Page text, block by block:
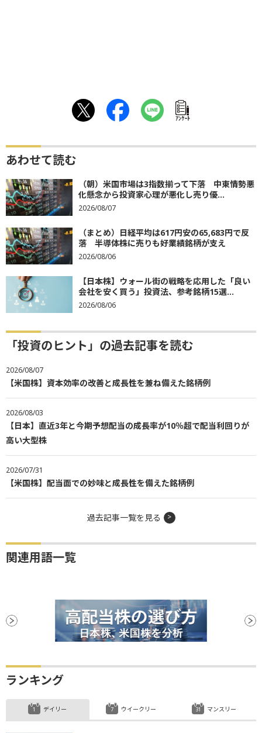
ｱﾝｹｰﾄ
あわせて読む
（朝）米国市場は3指数揃って下落 中東情勢悪
化懸念から投資家心理が悪化し売り優...
2026/08/07
（まとめ）日経平均は617円安の65,683円で反
落 半導体株に売りも好業績銘柄が支え
2026/08/06
【日本株】ウォール街の戦略を応用した「良い
会社を安く買う」投資法、参考銘柄15選...
2026/08/06
「投資のヒント」の過去記事を読む
2026/08/07
【米国株】資本効率の改善と成長性を兼ね備えた銘柄例
2026/08/03
【日本】直近3年と今期予想配当の成長率が10％超で配当利回りが
高い大型株
2026/07/31
【米国株】配当面での妙味と成長性を備えた銘柄例
過去記事一覧を見る
関連用語一覧
ランキング
デイリー ウイークリー マンスリー